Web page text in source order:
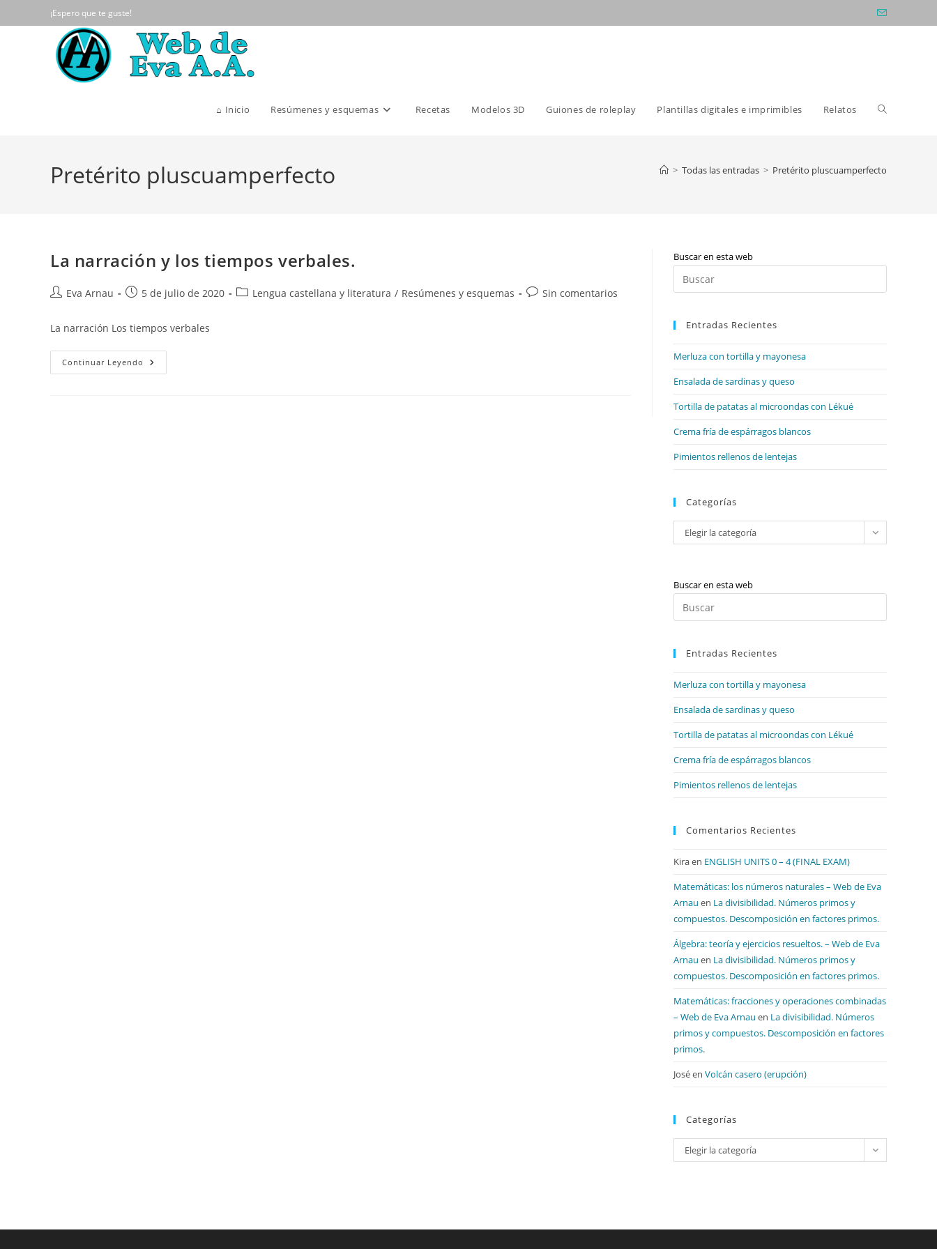
al
¡Espero que te guste!
⌂ Inicio Resúmenes y esquemas Recetas Modelos 3D Guiones de roleplay Plantillas digitales e imprimibles Relatos Alternar
la
Pretérito pluscuamperfecto > Todas las entradas > Pretérito pluscuamperfecto
La narración y los tiempos verbales.
Autor
la
entrada:
Eva Arnau
Publicación
la
entrada:
5 de julio de 2020
Categoría
Lengua castellana y literatura / Resúmenes y esquemas
Comentarios
Sin comentarios
La narración Los tiempos verbales
Continuar Leyendo La
Narración
Buscar en esta web
Escape
Entradas Recientes
Merluza con tortilla y mayonesa
Ensalada de sardinas y queso
Tortilla de patatas al microondas con Lékué
Crema fría de espárragos blancos
Pimientos rellenos de lentejas
Categorías
Categorías
Elegir la categoría
Buscar en esta web
Escape
Entradas Recientes
Merluza con tortilla y mayonesa
Ensalada de sardinas y queso
Tortilla de patatas al microondas con Lékué
Crema fría de espárragos blancos
Pimientos rellenos de lentejas
Comentarios Recientes
Kiraen ENGLISH UNITS 0 – 4 (FINAL EXAM)
Matemáticas: los números naturales – Web de Eva
Arnau en La divisibilidad. Números primos y
compuestos. Descomposición en factores primos.
Álgebra: teoría y ejercicios resueltos. – Web de Eva
Arnau en La divisibilidad. Números primos y
compuestos. Descomposición en factores primos.
Matemáticas: fracciones y operaciones combinadas
– Web de Eva Arnau en La divisibilidad. Números
primos y compuestos. Descomposición en factores
primos.
Joséen Volcán casero (erupción)
Categorías
Categorías
Elegir la categoría